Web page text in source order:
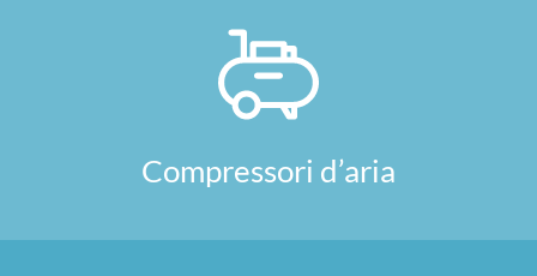
Compressori d’aria